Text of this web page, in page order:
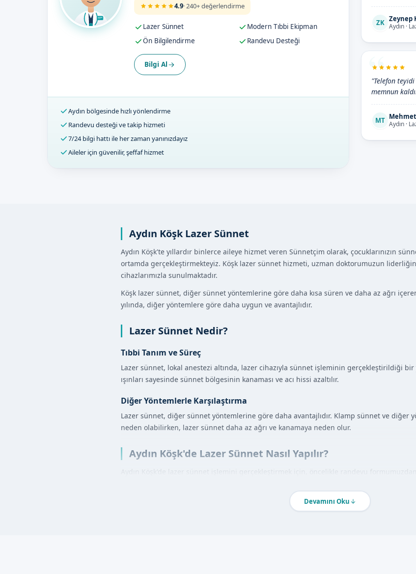
4.9· 240+ değerlendirme
Lazer Sünnet
Modern Tıbbi Ekipman
Ön Bilgilendirme
Randevu Desteği
Bilgi Al
Aydın bölgesinde hızlı yönlendirme
Randevu desteği ve takip hizmeti
7/24 bilgi hattı ile her zaman yanınızdayız
Aileler için güvenilir, şeffaf hizmet
ZK Zeynep
Aydın ·
"Telefon
memnun
MT Aydın ·
Aydın Köşk Lazer Sünnet
Aydın Köşk'te yıllardır binlerce aileye hizmet veren Sünnetçim olarak, çocuklarınızın
ortamda gerçekleştirmekteyiz. Köşk lazer sünnet hizmeti, uzman doktorumuzun
cihazlarımızla sunulmaktadır.
Köşk lazer sünnet, diğer sünnet yöntemlerine göre daha kısa süren ve daha az ağrı
yılında, diğer yöntemlere göre daha uygun ve avantajlıdır.
Lazer Sünnet Nedir?
Tıbbi Tanım ve Süreç
Lazer sünnet, lokal anestezi altında, lazer cihazıyla sünnet işleminin gerçekleştirildiği
ışınları sayesinde sünnet bölgesinin kanaması ve acı hissi azaltılır.
Diğer Yöntemlerle Karşılaştırma
Lazer sünnet, diğer sünnet yöntemlerine göre daha avantajlıdır. Klamp sünnet ve diğer
neden olabilirken, lazer sünnet daha az ağrı ve kanamaya neden olur.
Aydın Köşk'de Lazer Sünnet Nasıl Yapılır?
Aydın Köşk'de lazer sünnet işlemini gerçekleştirmek için, öncelikle randevu
Sünnet işleminin selberinde, lokal anestezi uygulanır ve lazer cihazıyla sünnet
tamamlandıktan sonra, sünnet bölgesinin bakımı hakkında bilgi verilir.
Devamını Oku